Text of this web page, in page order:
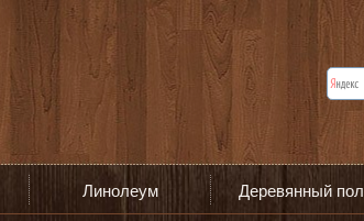
Линолеум Деревянный пол